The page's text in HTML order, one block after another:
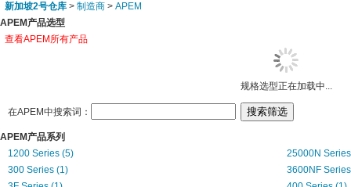
新加坡2号仓库 > 制造商 > APEM
APEM产品选型
查看APEM所有产品
规格选型正在加载中...
在APEM中搜索词：
APEM产品系列
1200 Series (5)
25000N
300 Series (1)
3600NF